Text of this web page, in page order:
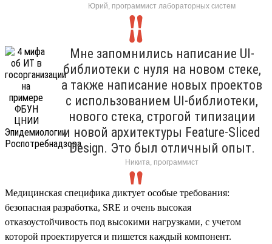
Юрий, программист лабораторных систем
Мне запомнились написание UI-
библиотеки с нуля на новом стеке,
а также написание новых проектов
с использованием UI-библиотеки,
нового стека, строгой типизации
и новой архитектуры Feature-Sliced
Design. Это был отличный опыт.
Никита, программист
Медицинская специфика диктует особые требования:
безопасная разработка, SRE и очень высокая
отказоустойчивость под высокими нагрузками, с учетом
которой проектируется и пишется каждый компонент.